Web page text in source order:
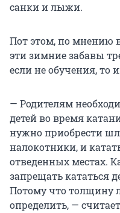
санки и лыжи.
Пот этом, по мнению
эти зимние забавы
если не обучения, то
— Родителям
детей во время
нужно приобрести
налокотники, и
отведенных местах.
запрещать кататься
Потому что толщину
определить, —